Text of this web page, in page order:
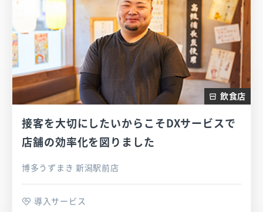
飲食店
接客を大切にしたいからこそDXサービスで
店舗の効率化を図りました
博多うずまき 新潟駅前店
導入サービス